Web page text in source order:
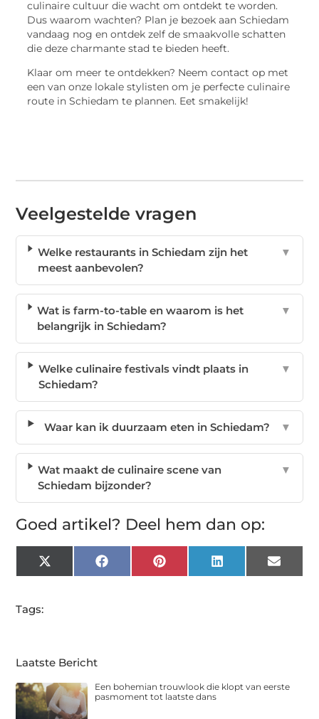
culinaire cultuur die wacht om ontdekt te worden.
Dus waarom wachten? Plan je bezoek aan Schiedam
vandaag nog en ontdek zelf de smaakvolle schatten
die deze charmante stad te bieden heeft.
Klaar om meer te ontdekken? Neem contact op met
een van onze lokale stylisten om je perfecte culinaire
route in Schiedam te plannen. Eet smakelijk!
Veelgestelde vragen
Welke restaurants in Schiedam zijn het
meest aanbevolen?
▼
Wat is farm-to-table en waarom is het
belangrijk in Schiedam?
▼
Welke culinaire festivals vindt plaats in
Schiedam?
▼
Waar kan ik duurzaam eten in Schiedam? ▼
Wat maakt de culinaire scene van
Schiedam bijzonder?
▼
Goed artikel? Deel hem dan op:
X
(Twitter)
FacebookPinterest LinkedIn Email
Tags:
Laatste Bericht
Een bohemian trouwlook die klopt van eerste
pasmoment tot laatste dans